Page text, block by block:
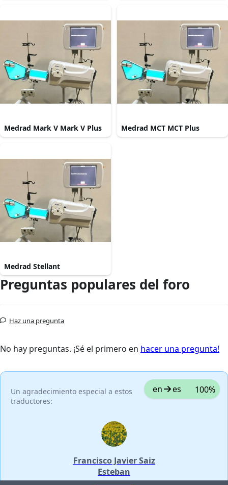
Medrad Mark V Mark V Plus Medrad MCT MCT Plus
Medrad Stellant
Preguntas populares del foro
Haz una pregunta
No hay preguntas. ¡Sé el primero en hacer una pregunta!
Un agradecimiento especial a estos
traductores:
en es 100%
Francisco Javier Saiz
Esteban